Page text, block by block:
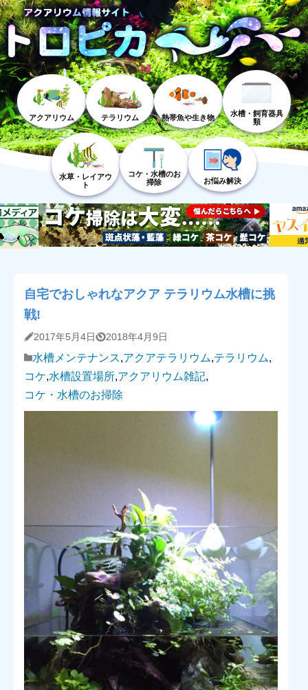
アクアリウム テラリウム 熱帯魚や生き物
水槽・飼育器具
類
水草・レイアウ
ト
コケ・水槽のお
掃除
お悩み解決
自宅でおしゃれなアクア テラリウム水槽に挑
戦!
2017年5月4日 2018年4月9日
水槽メンテナンス,アクアテラリウム,テラリウム,
コケ,水槽設置場所,アクアリウム雑記,
コケ・水槽のお掃除